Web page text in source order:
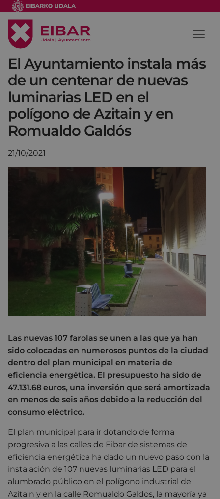
El Ayuntamiento instala más
de un centenar de nuevas
luminarias LED en el
polígono de Azitain y en
Romualdo Galdós
21/10/2021
Las nuevas 107 farolas se unen a las que ya han
sido colocadas en numerosos puntos de la ciudad
dentro del plan municipal en materia de
eficiencia energética. El presupuesto ha sido de
47.131.68 euros, una inversión que será amortizada
en menos de seis años debido a la reducción del
consumo eléctrico.
El plan municipal para ir dotando de forma
progresiva a las calles de Eibar de sistemas de
eficiencia energética ha dado un nuevo paso con la
instalación de 107 nuevas luminarias LED para el
alumbrado público en el polígono industrial de
Azitain y en la calle Romualdo Galdos, la mayoría ya